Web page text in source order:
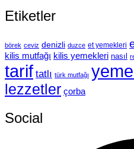
Etiketler
börek ceviz denizli duzce et yemekleri
kilis mutfağı kilis yemekleri nasıl
tarif tatlı türk mutfağı
lezzetler çorba
Social